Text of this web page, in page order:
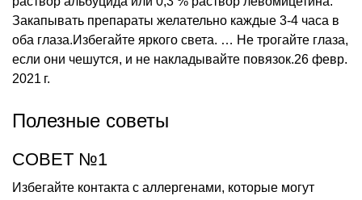
Закапывать препараты желательно каждые 3-4 часа в
оба глаза.Избегайте яркого света. … Не трогайте глаза,
если они чешутся, и не накладывайте повязок.26 февр.
2021 г.
Полезные советы
СОВЕТ №1
Избегайте контакта с аллергенами, которые могут